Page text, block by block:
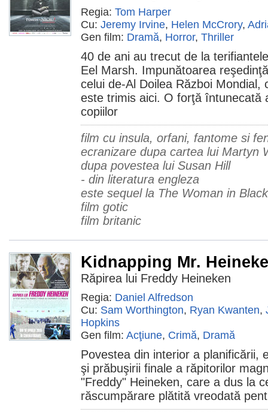
Regia: Tom Harper
Cu: Jeremy Irvine, Helen McCrory,
Gen film: Dramă, Horror, Thriller
40 de ani au trecut de la
Eel Marsh. Impunătoarea
celui de-Al Doilea Război Mondial,
este trimis aici. O forţă întunecată
copiilor
film cu insula, orfani, fantome si
ecranizare dupa cartea lui Martyn
dupa povestea lui Susan Hill
- din literatura engleza
este sequel la The Woman in
film gotic
film britanic
Kidnapping Mr.
Răpirea lui Freddy Heineken
Regia: Daniel Alfredson
Cu: Sam Worthington, Ryan Kwanten,
Hopkins
Gen film: Acţiune, Crimă, Dramă
Povestea din interior a planificării,
şi prăbuşirii finale a răpitorilor
"Freddy" Heineken, care a dus la
răscumpărare plătită vreodată